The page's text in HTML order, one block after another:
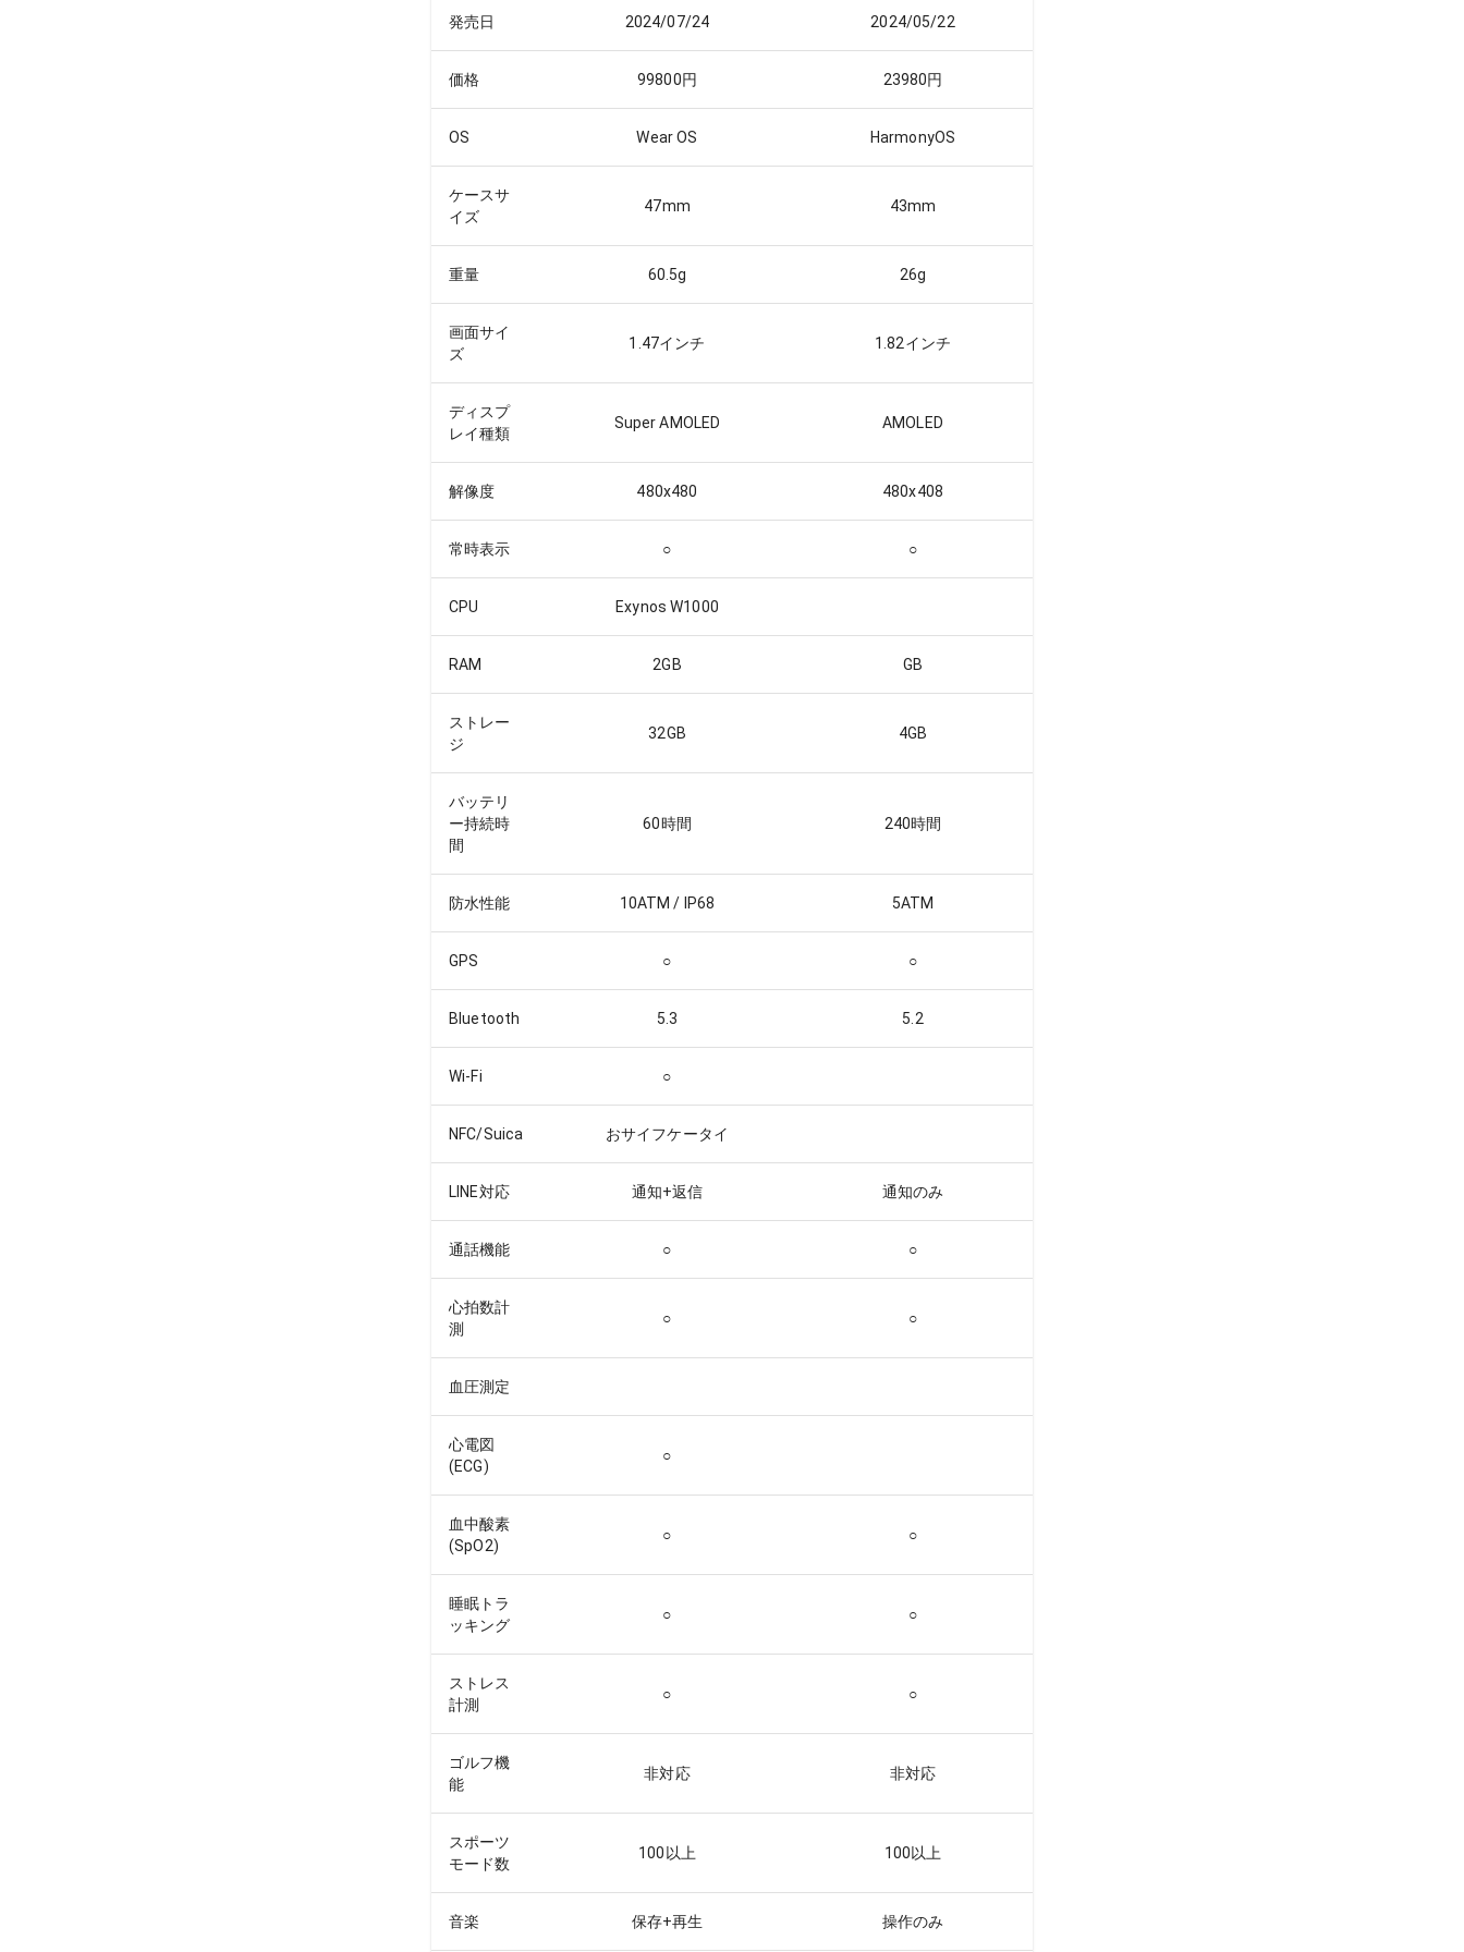
発売日 2024/07/24 2024/05/22
価格 99800円 23980円
OS Wear OS HarmonyOS
ケースサ
イズ
47mm 43mm
重量 60.5g 26g
画面サイ
ズ
1.47インチ 1.82インチ
ディスプ
レイ種類
Super AMOLED AMOLED
解像度 480x480 480x408
常時表示 ○ ○
CPU Exynos W1000
RAM 2GB GB
ストレー
ジ
32GB 4GB
バッテリ
ー持続時
間
60時間 240時間
防水性能 10ATM / IP68 5ATM
GPS ○ ○
Bluetooth 5.3 5.2
Wi-Fi ○
NFC/Suica おサイフケータイ
LINE対応 通知+返信 通知のみ
通話機能 ○ ○
心拍数計
測
○ ○
血圧測定
心電図
(ECG)
○
血中酸素
(SpO2)
○ ○
睡眠トラ
ッキング
○ ○
ストレス
計測
○ ○
ゴルフ機
能
非対応 非対応
スポーツ
モード数
100以上 100以上
音楽 保存+再生 操作のみ